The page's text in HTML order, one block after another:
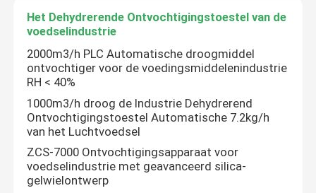
We bellen je snel terug!
Het Dehydrerende Ontvochtigingstoestel van de
voedselindustrie
2000m3/h PLC Automatische droogmiddel
ontvochtiger voor de voedingsmiddelenindustrie
RH < 40%
1000m3/h droog de Industrie Dehydrerend
Ontvochtigingstoestel Automatische 7.2kg/h
van het Luchtvoedsel
ZCS-7000 Ontvochtigingsapparaat voor
voedselindustrie met geavanceerd silica-
gelwielontwerp